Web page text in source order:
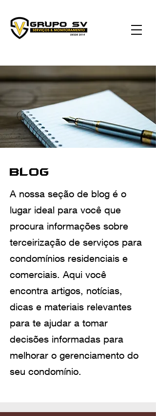
Blog
A nossa seção de blog é o
lugar ideal para você que
procura informações sobre
terceirização de serviços para
condomínios residenciais e
comerciais. Aqui você
encontra artigos, notícias,
dicas e materiais relevantes
para te ajudar a tomar
decisões informadas para
melhorar o gerenciamento do
seu condomínio.